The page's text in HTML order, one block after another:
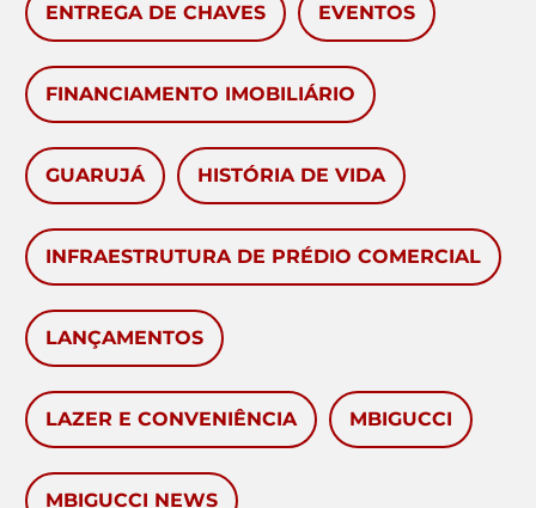
ENTREGA DE CHAVES EVENTOS
FINANCIAMENTO IMOBILIÁRIO
GUARUJÁ HISTÓRIA DE VIDA
INFRAESTRUTURA DE PRÉDIO COMERCIAL
LANÇAMENTOS
LAZER E CONVENIÊNCIA MBIGUCCI
MBIGUCCI NEWS